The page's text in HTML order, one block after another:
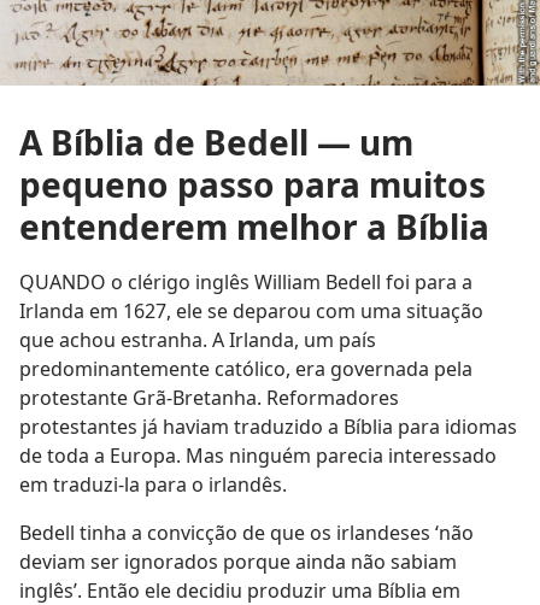
A Bíblia de Bedell — um
pequeno passo para muitos
entenderem melhor a Bíblia
QUANDO o clérigo inglês William Bedell foi para a
Irlanda em 1627, ele se deparou com uma situação
que achou estranha. A Irlanda, um país
predominantemente católico, era governada pela
protestante Grã-Bretanha. Reformadores
protestantes já haviam traduzido a Bíblia para idiomas
de toda a Europa. Mas ninguém parecia interessado
em traduzi-la para o irlandês.
Bedell tinha a convicção de que os irlandeses ‘não
deviam ser ignorados porque ainda não sabiam
inglês’. Então ele decidiu produzir uma Bíblia em